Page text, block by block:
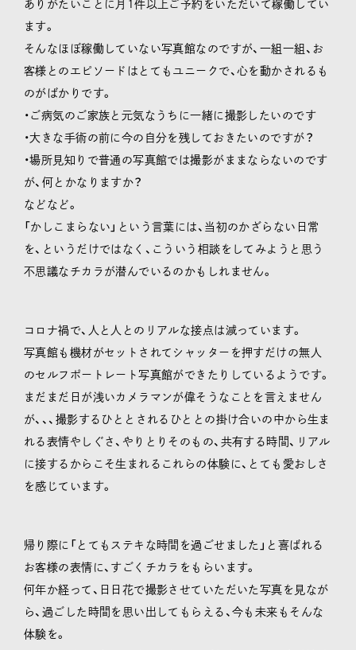
ありがたいことに月1件以上ご予約をいただいて稼働してい
ます。
そんなほぼ稼働していない写真館なのですが、一組一組、お
客様とのエピソードはとてもユニークで、心を動かされるも
のがばかりです。
・ご病気のご家族と元気なうちに一緒に撮影したいのです
・大きな手術の前に今の自分を残しておきたいのですが？
・場所見知りで普通の写真館では撮影がままならないのです
が、何とかなりますか？
などなど。
「かしこまらない」という言葉には、当初のかざらない日常
を、というだけではなく、こういう相談をしてみようと思う
不思議なチカラが潜んでいるのかもしれません。
コロナ禍で、人と人とのリアルな接点は減っています。
写真館も機材がセットされてシャッターを押すだけの無人
のセルフポートレート写真館ができたりしているようです。
まだまだ日が浅いカメラマンが偉そうなことを言えません
が、、、撮影するひととされるひととの掛け合いの中から生ま
れる表情やしぐさ、やりとりそのもの、共有する時間、リアル
に接するからこそ生まれるこれらの体験に、とても愛おしさ
を感じています。
帰り際に「とてもステキな時間を過ごせました」と喜ばれる
お客様の表情に、すごくチカラをもらいます。
何年か経って、日日花で撮影させていただいた写真を見なが
ら、過ごした時間を思い出してもらえる、今も未来もそんな
体験を。